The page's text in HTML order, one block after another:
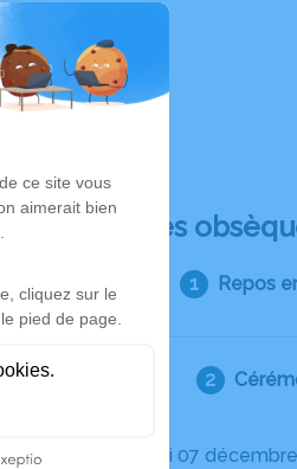
Déroulé des
Repos
Le samedi 07